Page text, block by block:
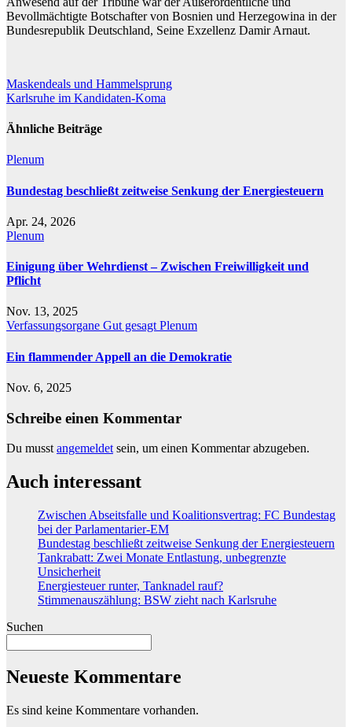
Bevollmächtigte Botschafter von Bosnien und Herzegowina in der
Bundesrepublik Deutschland, Seine Exzellenz Damir Arnaut.
Beitragsnavigation
Maskendeals und Hammelsprung
Karlsruhe im Kandidaten-Koma
Ähnliche Beiträge
Plenum
Bundestag beschließt zeitweise Senkung der Energiesteuern
Apr. 24, 2026
Plenum
Einigung über Wehrdienst – Zwischen Freiwilligkeit und
Pflicht
Nov. 13, 2025
Verfassungsorgane Gut gesagtPlenum
Ein flammender Appell an die Demokratie
Nov. 6, 2025
Schreibe einen Kommentar
Du musstangemeldetsein, um einen Kommentar abzugeben.
Auch interessant
Zwischen Abseitsfalle und Koalitionsvertrag: FC Bundestag
bei der Parlamentarier-EM
Bundestag beschließt zeitweise Senkung der Energiesteuern
Tankrabatt: Zwei Monate Entlastung, unbegrenzte
Unsicherheit
Energiesteuer runter, Tanknadel rauf?
Stimmenauszählung: BSW zieht nach Karlsruhe
Suchen
Neueste Kommentare
Es sind keine Kommentare vorhanden.